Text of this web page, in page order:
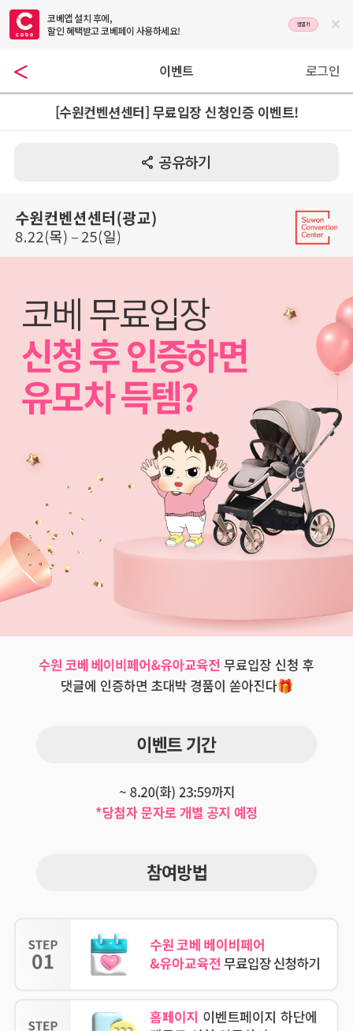
코베앱 설치 후에,
할인 혜택받고 코베페이 사용하세요!
앱열기 
이벤트 로그인
[수원컨벤션센터] 무료입장 신청인증 이벤트!
 공유하기